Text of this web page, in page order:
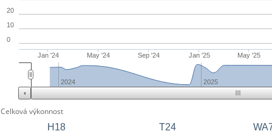
Jan '24 May '24 Sep '24 Jan '25 May '25
0
10
20
2024 2025
Celková výkonnost
H18
T24